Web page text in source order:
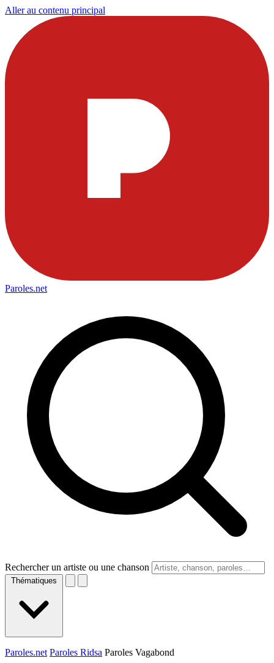
Aller au contenu principal
Paroles.net
Rechercher un artiste ou une chanson
Thématiques
Paroles.net Paroles Ridsa Paroles Vagabond